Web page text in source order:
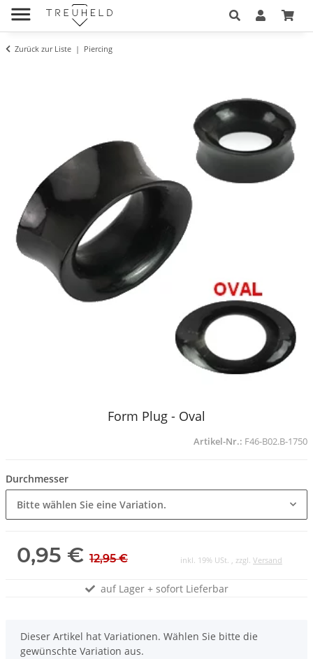
Zurück zur Liste Piercing
Form Plug - Oval
Artikel-Nr.: F46-B02.B-1750
Durchmesser
Bitte wählen Sie eine Variation.
0,95 € 12,95 € inkl. 19% USt. , zzgl. Versand
auf Lager + sofort Lieferbar
x
Dieser Artikel hat Variationen. Wählen Sie bitte die
gewünschte Variation aus.